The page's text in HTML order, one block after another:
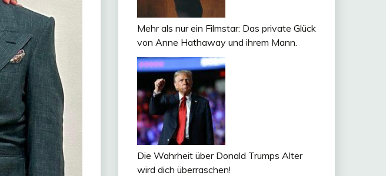
Mehr als nur ein Filmstar: Das private Glück
von Anne Hathaway und ihrem Mann.
Die Wahrheit über Donald Trumps Alter
wird dich überraschen!